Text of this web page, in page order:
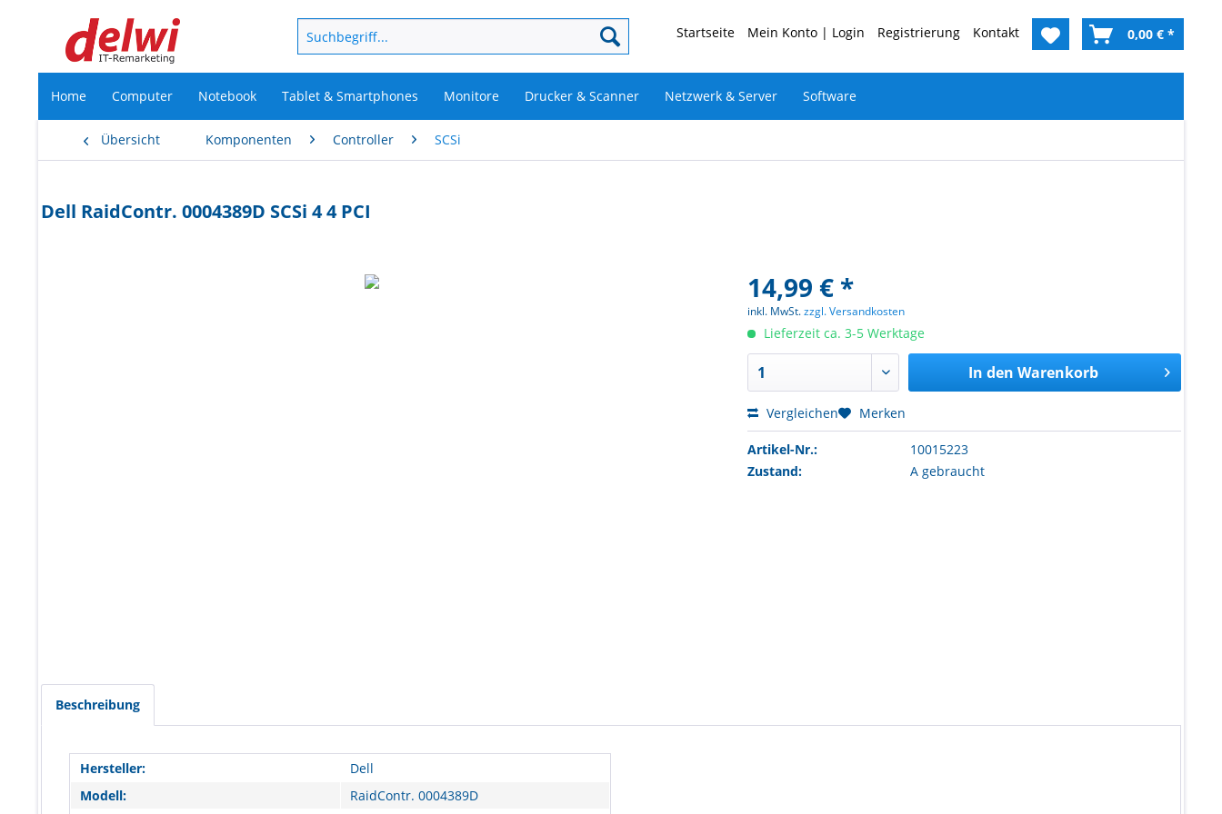
Startseite Mein Konto | Login Registrierung Kontakt 0,00 € *
Home Computer Notebook Tablet & Smartphones Monitore Drucker & Scanner Netzwerk & Server Software
Übersicht Komponenten Controller SCSi
Dell RaidContr. 0004389D SCSi 4 4 PCI
14,99 € *
inkl. MwSt.zzgl. Versandkosten
Lieferzeit ca. 3-5 Werktage
In den Warenkorb
Vergleichen Merken
Artikel-Nr.:
10015223
Zustand:
A gebraucht
Beschreibung
Hersteller:
Dell
Modell:
RaidContr. 0004389D